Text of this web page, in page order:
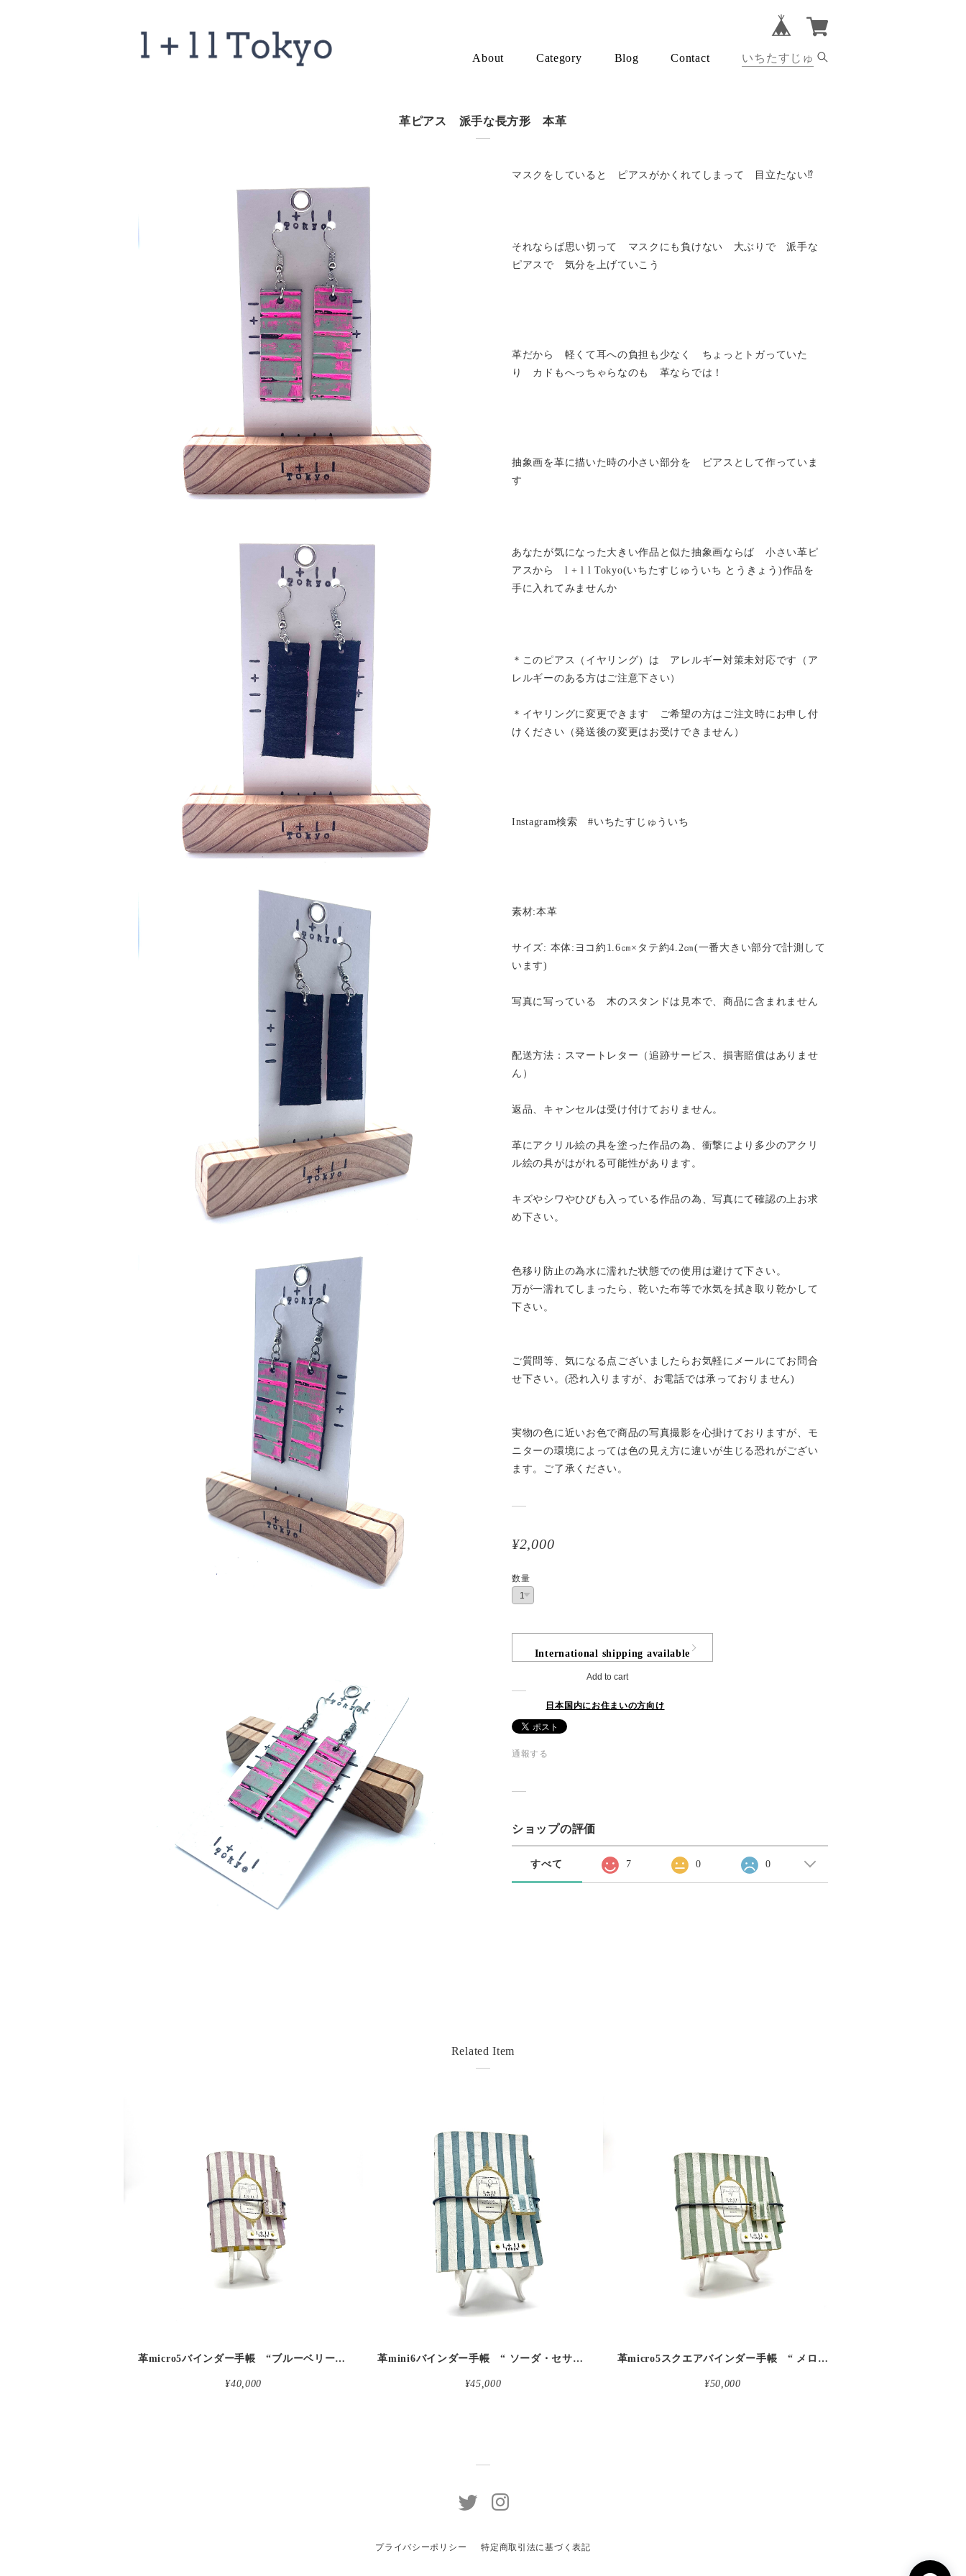
About Category Blog Contact
革ピアス 派手な長方形 本革
マスクをしていると ピアスがかくれてしまって 目立たない⁉︎
それならば思い切って マスクにも負けない 大ぶりで 派手な
ピアスで 気分を上げていこう
革だから 軽くて耳への負担も少なく ちょっとトガっていた
り カドもへっちゃらなのも 革ならでは！
抽象画を革に描いた時の小さい部分を ピアスとして作っていま
す
あなたが気になった大きい作品と似た抽象画ならば 小さい革ピ
アスから l + l l Tokyo(いちたすじゅういち とうきょう)作品を
手に入れてみませんか
＊このピアス（イヤリング）は アレルギー対策未対応です（ア
レルギーのある方はご注意下さい）
＊イヤリングに変更できます ご希望の方はご注文時にお申し付
けください（発送後の変更はお受けできません）
Instagram検索 #いちたすじゅういち
素材:本革
サイズ: 本体:ヨコ約1.6㎝×タテ約4.2㎝(一番大きい部分で計測して
います)
写真に写っている 木のスタンドは見本で、商品に含まれません
配送方法：スマートレター（追跡サービス、損害賠償はありませ
ん）
返品、キャンセルは受け付けておりません。
革にアクリル絵の具を塗った作品の為、衝撃により多少のアクリ
ル絵の具がはがれる可能性があります。
キズやシワやひびも入っている作品の為、写真にて確認の上お求
め下さい。
色移り防止の為水に濡れた状態での使用は避けて下さい。
万が一濡れてしまったら、乾いた布等で水気を拭き取り乾かして
下さい。
ご質問等、気になる点ございましたらお気軽にメールにてお問合
せ下さい。(恐れ入りますが、お電話では承っておりません)
実物の色に近いお色で商品の写真撮影を心掛けておりますが、モ
ニターの環境によっては色の見え方に違いが生じる恐れがござい
ます。ご了承ください。
¥2,000
数量
International shipping available
Add to cart
日本国内にお住まいの方向け
通報する
ショップの評価
すべて 7 0 0
Related Item
detail
革micro5バインダー手帳 “ブルーベリー・レモンシェイク 昼下がりのお茶会” 本革
¥40,000
detail
革mini6バインダー手帳 “ ソーダ・セサミシェイク 昼下がりのお茶会” 本革
¥45,000
detail
革micro5スクエアバインダー手帳 “ メロン・イチゴシェイク 昼下がりのお茶会” 本革
¥50,000
プライバシーポリシー 特定商取引法に基づく表記